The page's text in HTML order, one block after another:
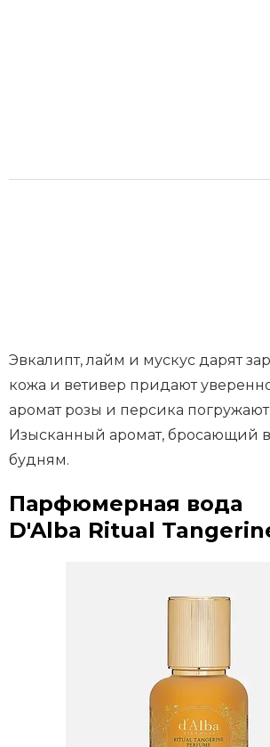
Эвкалипт, лайм и мускус дарят
кожа и ветивер придают
аромат розы и персика
Изысканный аромат, бросающий
будням.
Парфюмерная вода
D'Alba Ritual